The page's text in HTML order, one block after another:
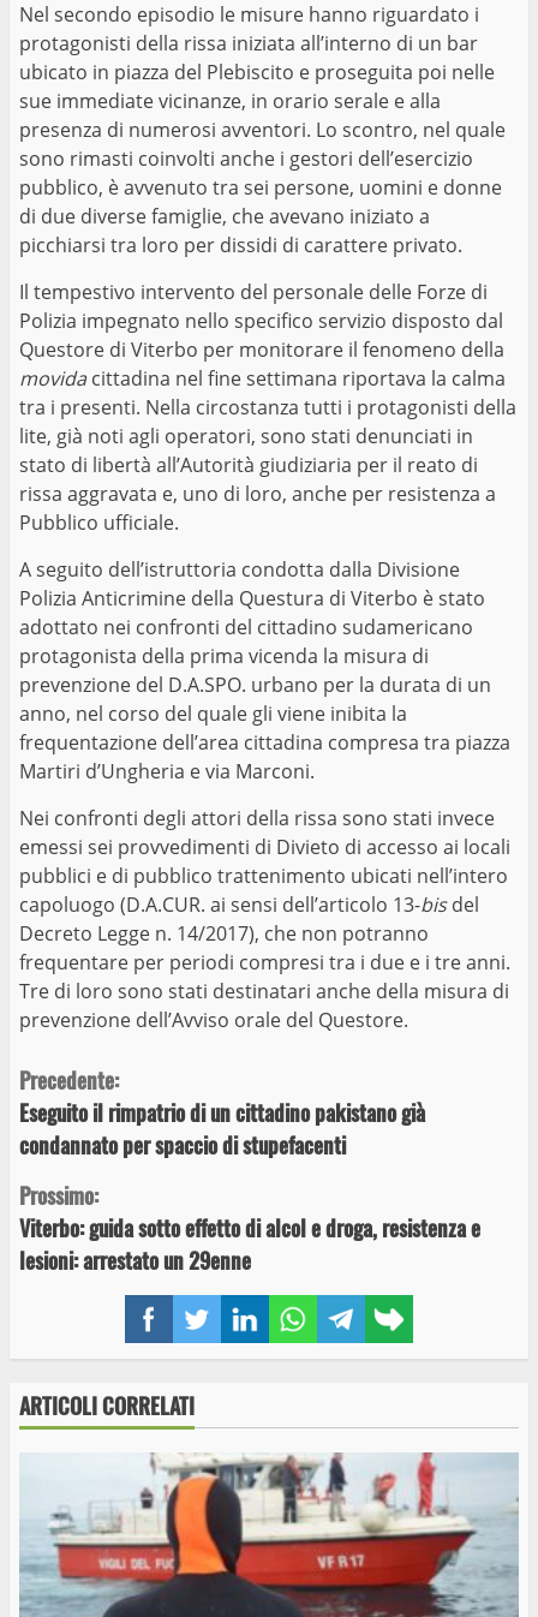
FacebookTwitterLinkedInWhatsAppTelegram
link
Nel secondo episodio le misure hanno riguardato i
protagonisti della rissa iniziata all’interno di un bar
ubicato in piazza del Plebiscito e proseguita poi nelle
sue immediate vicinanze, in orario serale e alla
presenza di numerosi avventori. Lo scontro, nel quale
sono rimasti coinvolti anche i gestori dell’esercizio
pubblico, è avvenuto tra sei persone, uomini e donne
di due diverse famiglie, che avevano iniziato a
picchiarsi tra loro per dissidi di carattere privato.
Il tempestivo intervento del personale delle Forze di
Polizia impegnato nello specifico servizio disposto dal
Questore di Viterbo per monitorare il fenomeno della
movidacittadina nel fine settimana riportava la calma
tra i presenti. Nella circostanza tutti i protagonisti della
lite, già noti agli operatori, sono stati denunciati in
stato di libertà all’Autorità giudiziaria per il reato di
rissa aggravata e, uno di loro, anche per resistenza a
Pubblico ufficiale.
A seguito dell’istruttoria condotta dalla Divisione
Polizia Anticrimine della Questura di Viterbo è stato
adottato nei confronti del cittadino sudamericano
protagonista della prima vicenda la misura di
prevenzione del D.A.SPO. urbano per la durata di un
anno, nel corso del quale gli viene inibita la
frequentazione dell’area cittadina compresa tra piazza
Martiri d’Ungheria e via Marconi.
Nei confronti degli attori della rissa sono stati invece
emessi sei provvedimenti di Divieto di accesso ai locali
pubblici e di pubblico trattenimento ubicati nell’intero
capoluogo (D.A.CUR. ai sensi dell’articolo 13-bisdel
Decreto Legge n. 14/2017), che non potranno
frequentare per periodi compresi tra i due e i tre anni.
Tre di loro sono stati destinatari anche della misura di
prevenzione dell’Avviso orale del Questore.
Continue
Reading
Precedente:
Eseguito il rimpatrio di un cittadino pakistano già
condannato per spaccio di stupefacenti
Prossimo:
Viterbo: guida sotto effetto di alcol e droga, resistenza e
lesioni: arrestato un 29enne
ARTICOLI CORRELATI